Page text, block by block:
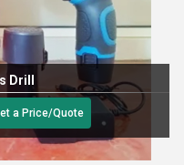
Drill
a Price/Quote